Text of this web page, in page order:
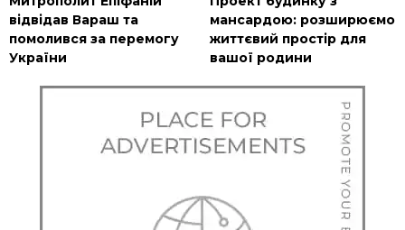
відвідав Вараш та
помолився за перемогу
України
мансардою: розширюємо
життєвий простір для
вашої родини